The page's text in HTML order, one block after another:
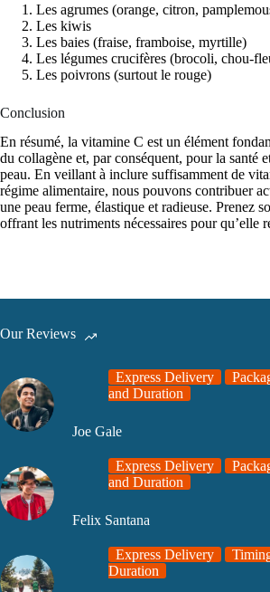
Les agrumes (orange, citron,
Les kiwis
Les baies (fraise, framboise, myrtille)
Les légumes crucifères (brocoli, chou-
Les poivrons (surtout le rouge)
Conclusion
En résumé, la vitamine C est un élément
du collagène et, par conséquent, pour la santé
peau. En veillant à inclure suffisamment de
régime alimentaire, nous pouvons contribuer
une peau ferme, élastique et radieuse. Prenez
offrant les nutriments nécessaires pour qu’elle
Our Reviews
Express Delivery
and Duration
Joe Gale
Express Delivery
and Duration
Felix Santana
Express Delivery
Duration